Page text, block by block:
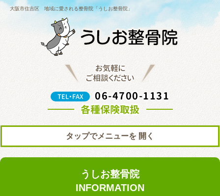
大阪市住吉区 地域に愛される整骨院「うしお整骨院」
お気軽に
ご相談ください
TEL・FAX
06-4700-1131
各種保険取扱
タップでメニューを
料金表
うしお整骨院
INFORMATION